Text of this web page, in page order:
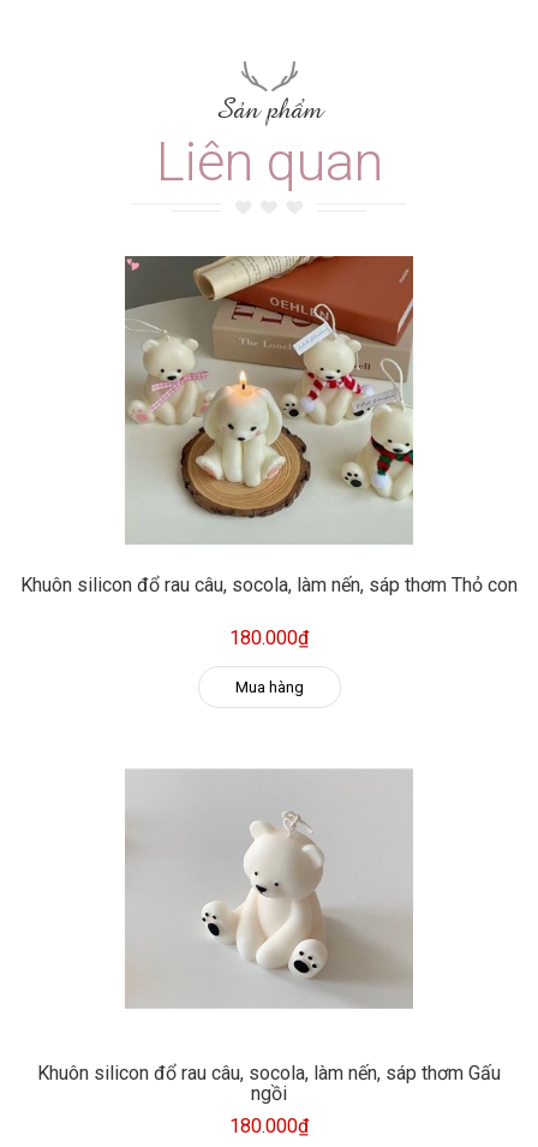
Sản phẩm
Liên quan
Khuôn silicon đổ rau câu, socola, làm nến, sáp thơm Thỏ con
180.000₫
Mua hàng
Khuôn silicon đổ rau câu, socola, làm nến, sáp thơm Gấu
ngồi
180.000₫